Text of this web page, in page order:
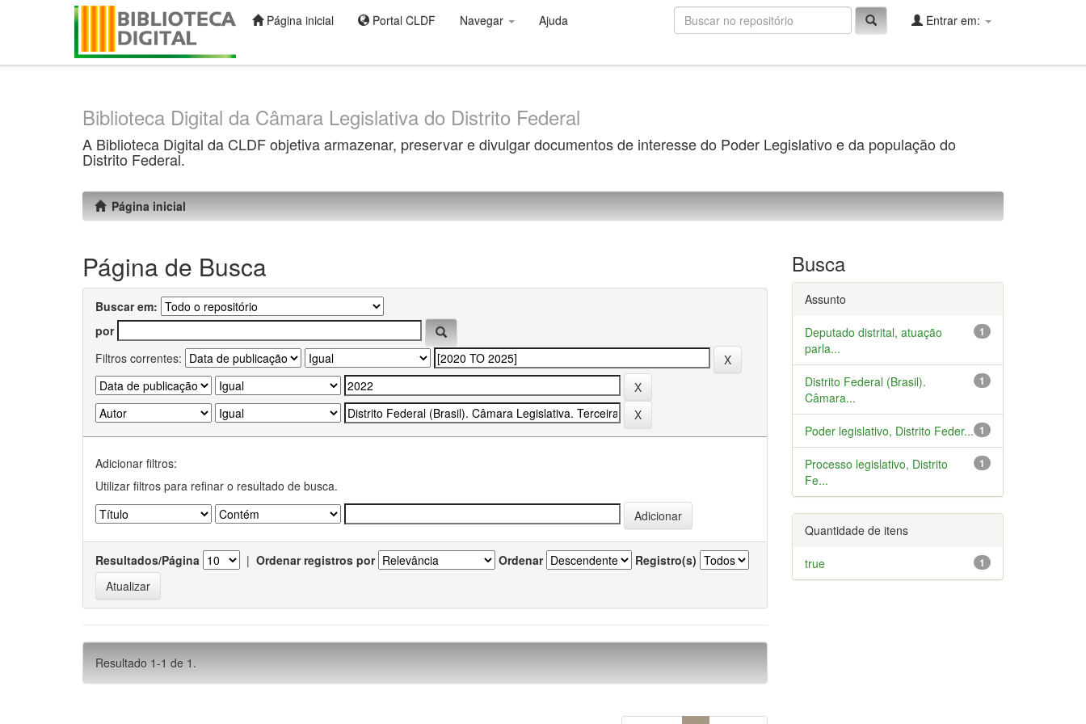
Página inicial Portal CLDF Navegar Ajuda Entrar em:
Biblioteca Digital da Câmara Legislativa do Distrito Federal
A Biblioteca Digital da CLDF objetiva armazenar, preservar e divulgar documentos de interesse do Poder Legislativo e da população do
Distrito Federal.
Página inicial
Página de Busca
Buscar em:
por
Filtros correntes:
Adicionar filtros:
Utilizar filtros para refinar o resultado de busca.
Resultados/Página | Ordenar registros por Ordenar Registro(s)
Resultado 1-1 de 1.
Busca
Assunto
1
Deputado distrital, atuação
parla...
1
Distrito Federal (Brasil).
Câmara...
1
Poder legislativo, Distrito Feder...
1
Processo legislativo, Distrito
Fe...
Quantidade de itens
1
true